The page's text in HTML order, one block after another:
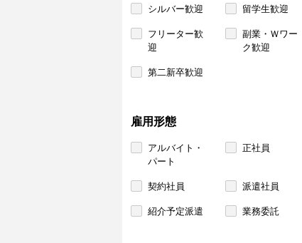
シルバー歓迎 留学生歓迎
フリーター歓
迎
副業・Ｗワー
ク歓迎
第二新卒歓迎
雇用形態
アルバイト・
パート
正社員
契約社員 派遣社員
紹介予定派遣 業務委託